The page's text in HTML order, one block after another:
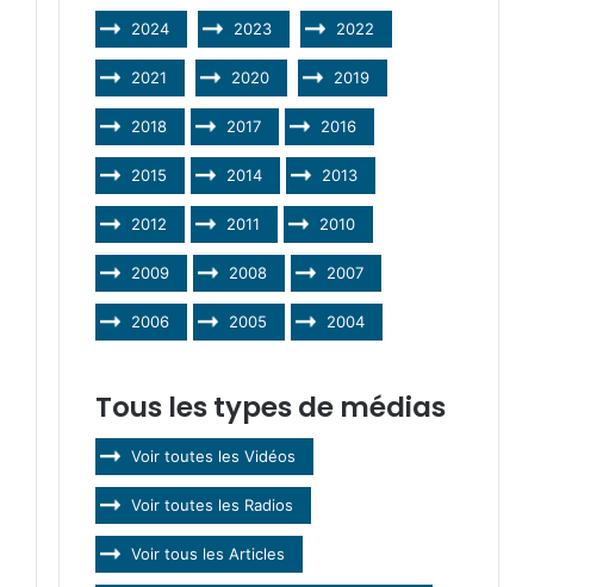
2024 2023 2022
2021 2020 2019
2018 2017 2016
2015 2014 2013
2012 2011 2010
2009 2008 2007
2006 2005 2004
Tous les types de médias
Voir toutes les Vidéos
Voir toutes les Radios
Voir tous les Articles